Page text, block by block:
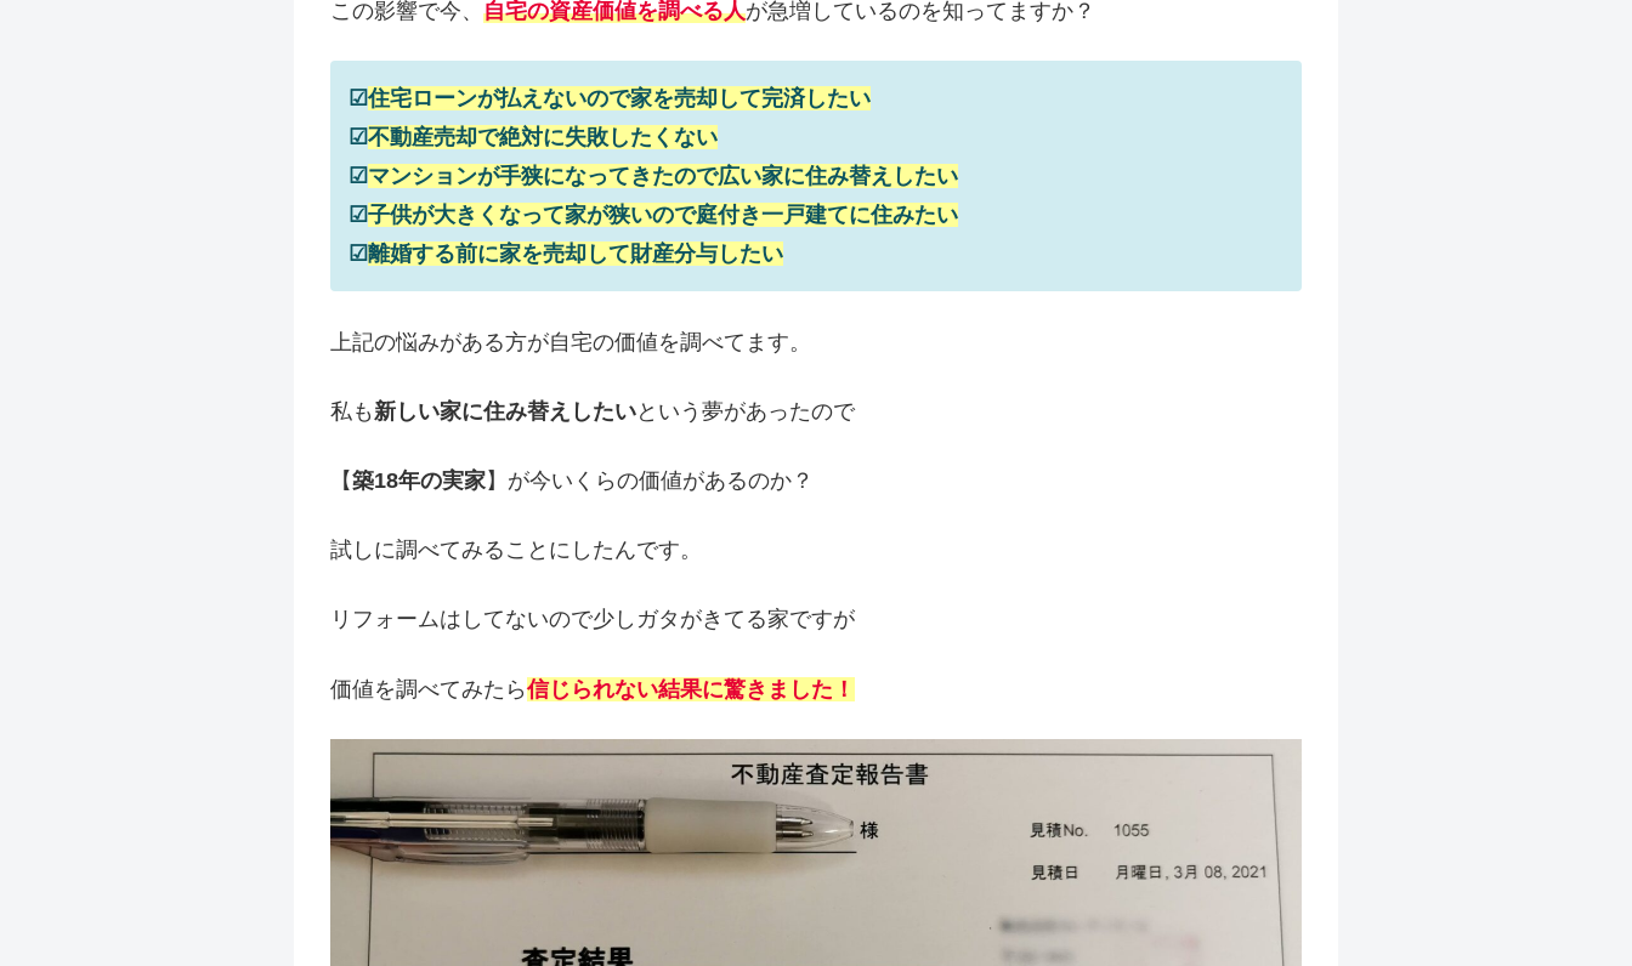
この影響で今、 自宅の資産価値を調べる人が急増しているのを知ってますか？
☑住宅ローンが払えないので家を売却して完済したい
☑不動産売却で絶対に失敗したくない
☑マンションが手狭になってきたので広い家に住み替えしたい
☑子供が大きくなって家が狭いので庭付き一戸建てに住みたい
☑離婚する前に家を売却して財産分与したい
上記の悩みがある方が自宅の価値を調べてます。
私も 新しい家に住み替えしたいという夢があったので
【築18年の実家】が今いくらの価値があるのか？
試しに調べてみることにしたんです。
リフォームはしてないので少しガタがきてる家ですが
価値を調べてみたら信じられない結果に驚きました！